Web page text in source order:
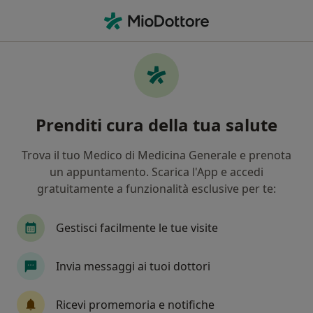
Prenditi cura della tua salute
Trova il tuo Medico di Medicina Generale e prenota
un appuntamento. Scarica l'App e accedi
gratuitamente a funzionalità esclusive per te:
Gestisci facilmente le tue visite
Invia messaggi ai tuoi dottori
Ricevi promemoria e notifiche
Herpes Genitale • Palmi, RC
Palmi
In che modo ordiniamo i risultati
Che specializzazione stai cercando?
Ginecologo